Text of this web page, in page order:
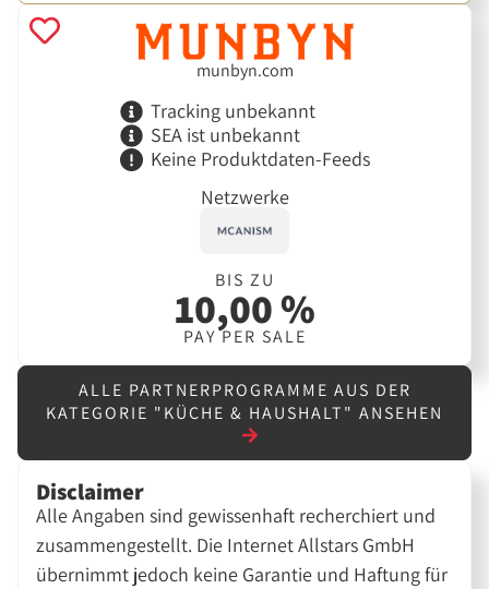
munbyn.com
Tracking unbekannt
SEA ist unbekannt
Keine Produktdaten-Feeds
Netzwerke
BIS ZU
10,00 %
PAY PER SALE
ALLE PARTNERPROGRAMME AUS DER
KATEGORIE "KÜCHE & HAUSHALT" ANSEHEN
Disclaimer
Alle Angaben sind gewissenhaft recherchiert und
zusammengestellt. Die Internet Allstars GmbH
übernimmt jedoch keine Garantie und Haftung für